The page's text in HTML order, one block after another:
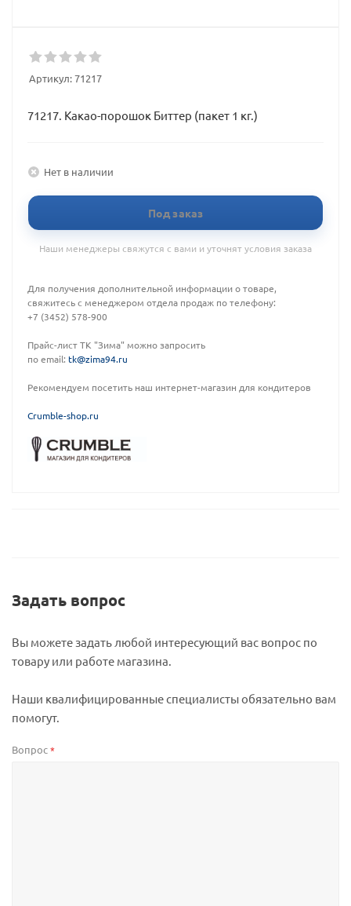
Артикул:71217
71217. Какао-порошок Биттер (пакет 1 кг.)
Нет в наличии
Под заказ
Наши менеджеры свяжутся с вами и уточнят условия заказа
Для получения дополнительной информации о товаре,
свяжитесь с менеджером отдела продаж по телефону:
+7 (3452) 578-900
Прайс-лист ТК "Зима" можно запросить
по email: tk@zima94.ru
Рекомендуем посетить наш интернет-магазин для кондитеров
Crumble-shop.ru
Задать вопрос
Вы можете задать любой интересующий вас вопрос по
товару или работе магазина.
Наши квалифицированные специалисты обязательно вам
помогут.
Вопрос*